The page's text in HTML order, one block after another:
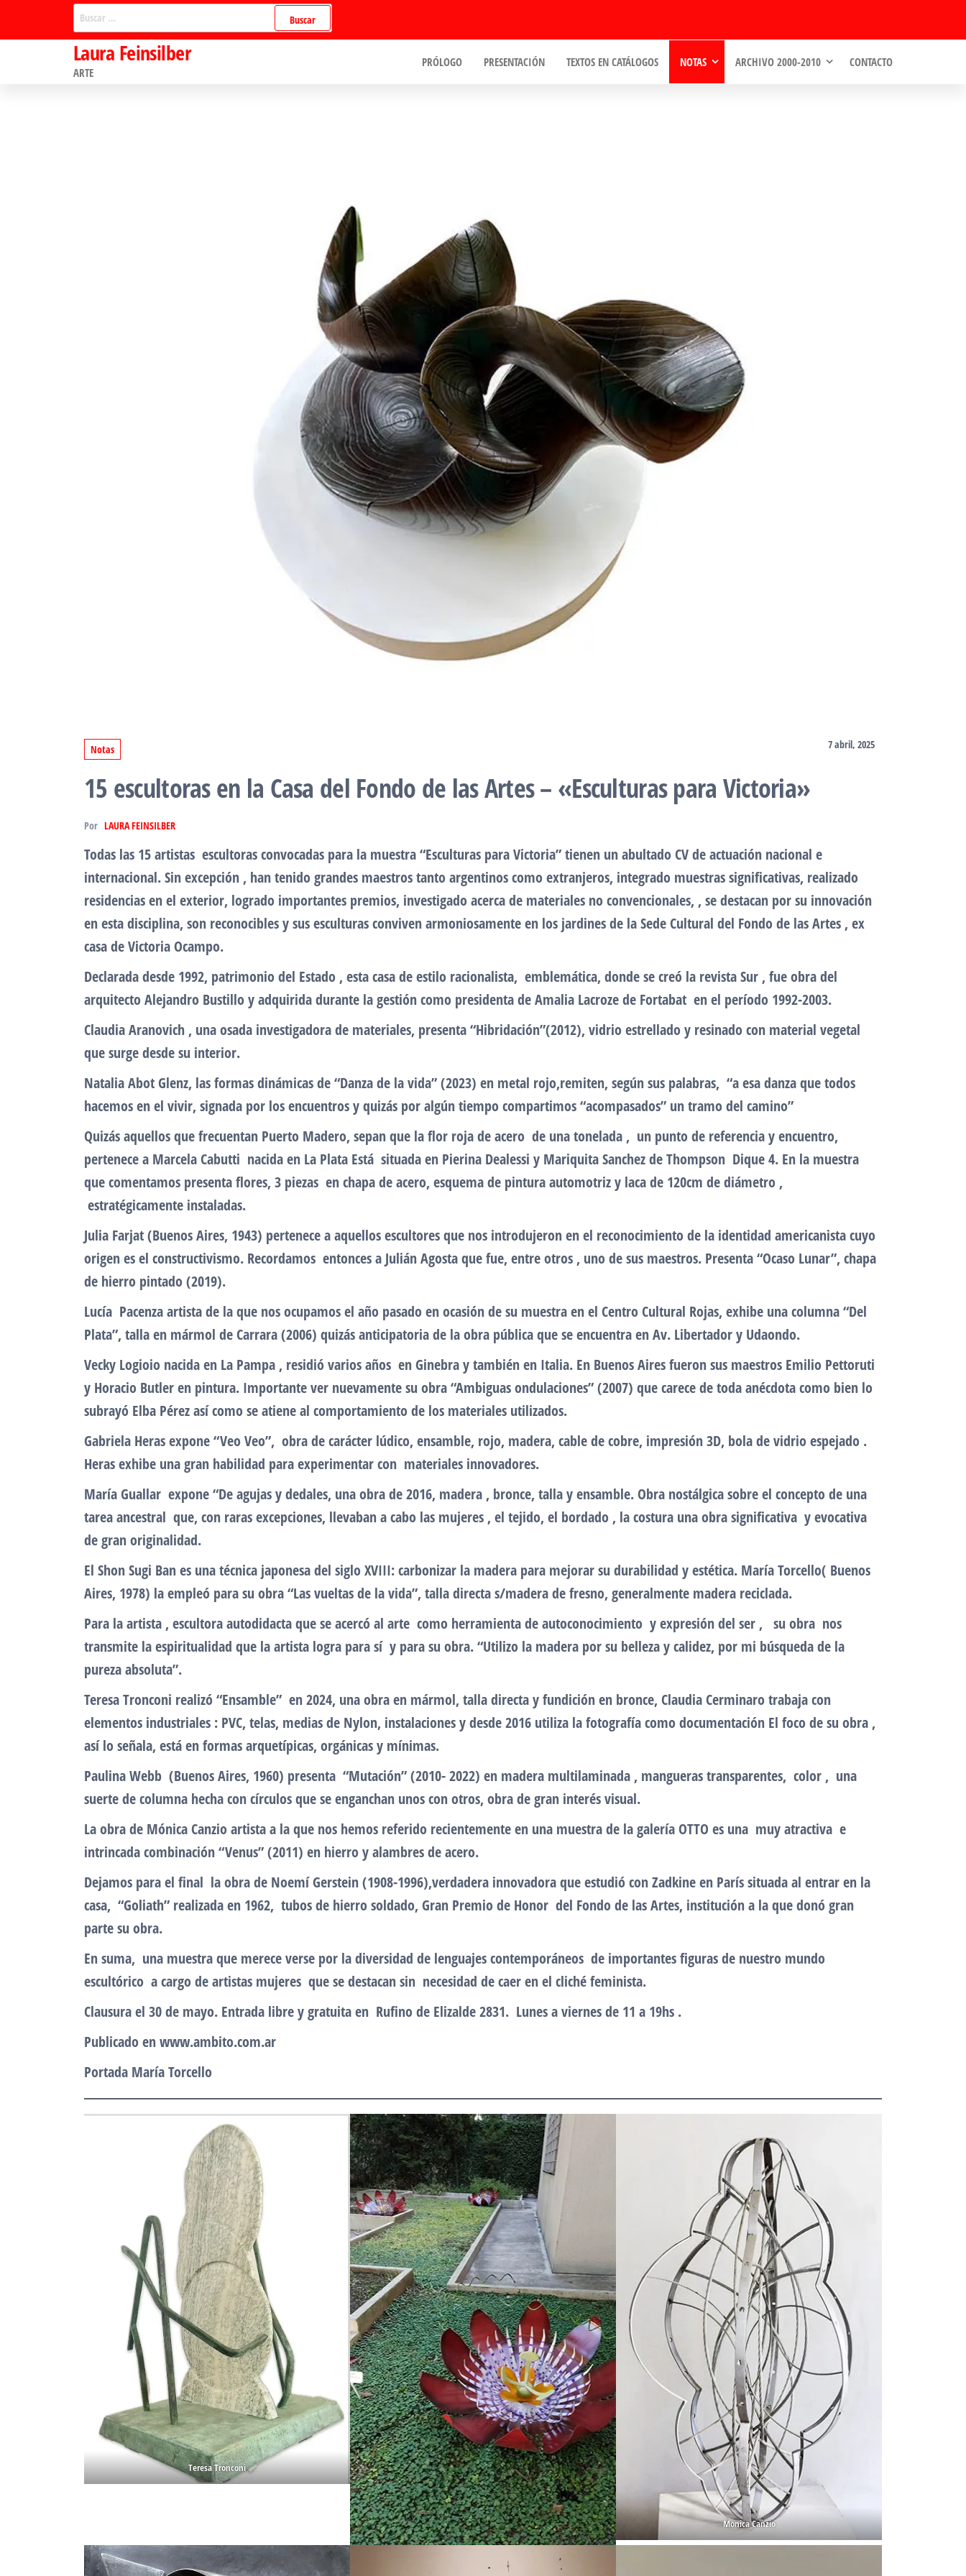
Laura Feinsilber
ARTE
PRÓLOGO PRESENTACIÓN TEXTOS EN CATÁLOGOS NOTAS ARCHIVO 2000-2010 CONTACTO
Notas 7 abril, 2025
15 escultoras en la Casa del Fondo de las Artes – «Esculturas para Victoria»
Por LAURA FEINSILBER
Todas las 15 artistas escultoras convocadas para la muestra “Esculturas para Victoria” tienen un abultado CV de actuación nacional e
internacional. Sin excepción , han tenido grandes maestros tanto argentinos como extranjeros, integrado muestras significativas, realizado
residencias en el exterior, logrado importantes premios, investigado acerca de materiales no convencionales, , se destacan por su innovación
en esta disciplina, son reconocibles y sus esculturas conviven armoniosamente en los jardines de la Sede Cultural del Fondo de las Artes , ex
casa de Victoria Ocampo.
Declarada desde 1992, patrimonio del Estado , esta casa de estilo racionalista, emblemática, donde se creó la revista Sur , fue obra del
arquitecto Alejandro Bustillo y adquirida durante la gestión como presidenta de Amalia Lacroze de Fortabat en el período 1992-2003.
Claudia Aranovich , una osada investigadora de materiales, presenta “Hibridación”(2012), vidrio estrellado y resinado con material vegetal
que surge desde su interior.
Natalia Abot Glenz, las formas dinámicas de “Danza de la vida” (2023) en metal rojo,remiten, según sus palabras, “a esa danza que todos
hacemos en el vivir, signada por los encuentros y quizás por algún tiempo compartimos “acompasados” un tramo del camino”
Quizás aquellos que frecuentan Puerto Madero, sepan que la flor roja de acero de una tonelada , un punto de referencia y encuentro,
pertenece a Marcela Cabutti nacida en La Plata Está situada en Pierina Dealessi y Mariquita Sanchez de Thompson Dique 4. En la muestra
que comentamos presenta flores, 3 piezas en chapa de acero, esquema de pintura automotriz y laca de 120cm de diámetro ,
estratégicamente instaladas.
Julia Farjat (Buenos Aires, 1943) pertenece a aquellos escultores que nos introdujeron en el reconocimiento de la identidad americanista cuyo
origen es el constructivismo. Recordamos entonces a Julián Agosta que fue, entre otros , uno de sus maestros. Presenta “Ocaso Lunar”, chapa
de hierro pintado (2019).
Lucía Pacenza artista de la que nos ocupamos el año pasado en ocasión de su muestra en el Centro Cultural Rojas, exhibe una columna “Del
Plata”, talla en mármol de Carrara (2006) quizás anticipatoria de la obra pública que se encuentra en Av. Libertador y Udaondo.
Vecky Logioio nacida en La Pampa , residió varios años en Ginebra y también en Italia. En Buenos Aires fueron sus maestros Emilio Pettoruti
y Horacio Butler en pintura. Importante ver nuevamente su obra “Ambiguas ondulaciones” (2007) que carece de toda anécdota como bien lo
subrayó Elba Pérez así como se atiene al comportamiento de los materiales utilizados.
Gabriela Heras expone “Veo Veo”, obra de carácter lúdico, ensamble, rojo, madera, cable de cobre, impresión 3D, bola de vidrio espejado .
Heras exhibe una gran habilidad para experimentar con materiales innovadores.
María Guallar expone “De agujas y dedales, una obra de 2016, madera , bronce, talla y ensamble. Obra nostálgica sobre el concepto de una
tarea ancestral que, con raras excepciones, llevaban a cabo las mujeres , el tejido, el bordado , la costura una obra significativa y evocativa
de gran originalidad.
El Shon Sugi Ban es una técnica japonesa del siglo XVIII: carbonizar la madera para mejorar su durabilidad y estética. María Torcello( Buenos
Aires, 1978) la empleó para su obra “Las vueltas de la vida”, talla directa s/madera de fresno, generalmente madera reciclada.
Para la artista , escultora autodidacta que se acercó al arte como herramienta de autoconocimiento y expresión del ser , su obra nos
transmite la espiritualidad que la artista logra para sí y para su obra. “Utilizo la madera por su belleza y calidez, por mi búsqueda de la
pureza absoluta”.
Teresa Tronconi realizó “Ensamble” en 2024, una obra en mármol, talla directa y fundición en bronce, Claudia Cerminaro trabaja con
elementos industriales : PVC, telas, medias de Nylon, instalaciones y desde 2016 utiliza la fotografía como documentación El foco de su obra ,
así lo señala, está en formas arquetípicas, orgánicas y mínimas.
Paulina Webb (Buenos Aires, 1960) presenta “Mutación” (2010- 2022) en madera multilaminada , mangueras transparentes, color , una
suerte de columna hecha con círculos que se enganchan unos con otros, obra de gran interés visual.
La obra de Mónica Canzio artista a la que nos hemos referido recientemente en una muestra de la galería OTTO es una muy atractiva e
intrincada combinación “Venus” (2011) en hierro y alambres de acero.
Dejamos para el final la obra de Noemí Gerstein (1908-1996),verdadera innovadora que estudió con Zadkine en París situada al entrar en la
casa, “Goliath” realizada en 1962, tubos de hierro soldado, Gran Premio de Honor del Fondo de las Artes, institución a la que donó gran
parte su obra.
En suma, una muestra que merece verse por la diversidad de lenguajes contemporáneos de importantes figuras de nuestro mundo
escultórico a cargo de artistas mujeres que se destacan sin necesidad de caer en el cliché feminista.
Clausura el 30 de mayo. Entrada libre y gratuita en Rufino de Elizalde 2831. Lunes a viernes de 11 a 19hs .
Publicado en www.ambito.com.ar
Portada María Torcello
Teresa Tronconi
Monica Canzio